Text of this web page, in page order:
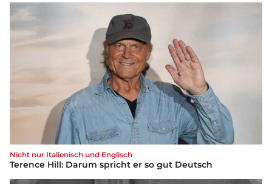
Nicht nur Italienisch und Englisch
Terence Hill: Darum spricht er so gut Deutsch